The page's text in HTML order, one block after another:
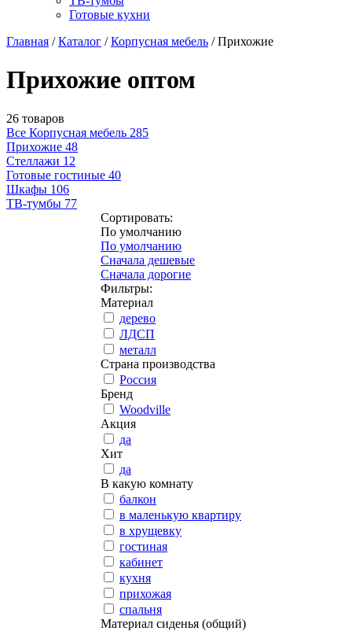
Готовые кухни
Главная /Каталог /Корпусная мебель /Прихожие
Прихожие оптом
26 товаров
Все Корпусная мебель 285
Прихожие 48
Стеллажи 12
Готовые гостиные 40
Шкафы 106
ТВ-тумбы 77
Сортировать:
По умолчанию
По умолчанию
Сначала дешевые
Сначала дорогие
Фильтры:
Материал
дерево
ЛДСП
металл
Страна производства
Россия
Бренд
Woodville
Акция
да
Хит
да
В какую комнату
балкон
в маленькую квартиру
в хрущевку
гостиная
кабинет
кухня
прихожая
спальня
Материал сиденья (общий)